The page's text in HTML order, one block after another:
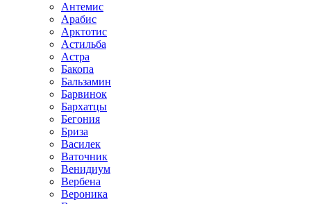
Антемис
Арабис
Арктотис
Астильба
Астра
Бакопа
Бальзамин
Барвинок
Бархатцы
Бегония
Бриза
Василек
Ваточник
Венидиум
Вербена
Вероника